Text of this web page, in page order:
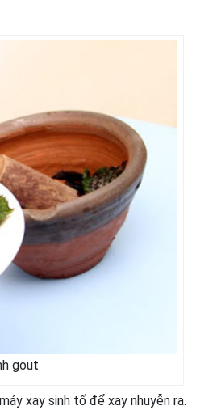
gout
xay sinh tố để xay nhuyễn ra.